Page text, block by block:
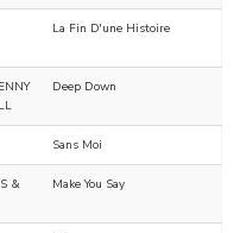
La Fin D'une Histoire
Deep Down
Sans Moi
&
Make You Say